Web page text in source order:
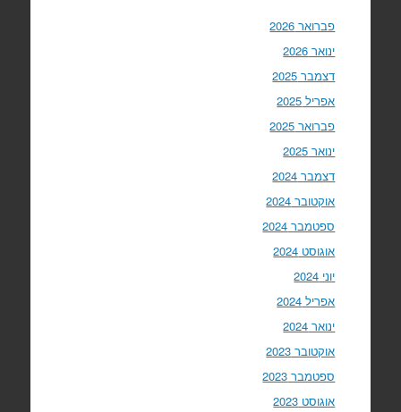
פברואר 2026
ינואר 2026
דצמבר 2025
אפריל 2025
פברואר 2025
ינואר 2025
דצמבר 2024
אוקטובר 2024
ספטמבר 2024
אוגוסט 2024
יוני 2024
אפריל 2024
ינואר 2024
אוקטובר 2023
ספטמבר 2023
אוגוסט 2023